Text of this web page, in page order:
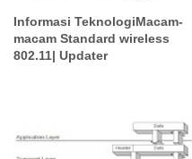
Informasi TeknologiMacam-
macam Standard wireless
802.11| Updater